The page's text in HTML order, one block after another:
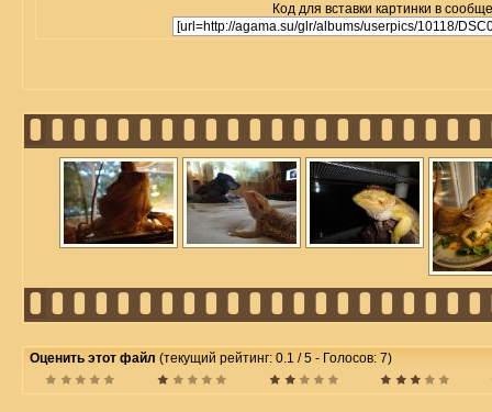
Код для вставки картинки в
Оценить этот файл (текущий рейтинг: 0.1 / 5 - Голосов: 7)